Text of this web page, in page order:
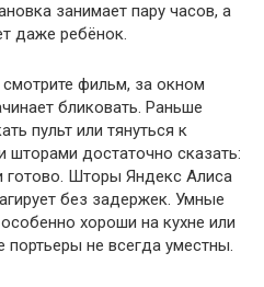
занимает пару часов, а
даже ребёнок.
фильм, за окном
бликовать. Раньше
пульт или тянуться к
шторами достаточно сказать:
готово. Шторы Яндекс Алиса
без задержек. Умные
хороши на кухне или
портьеры не всегда уместны.